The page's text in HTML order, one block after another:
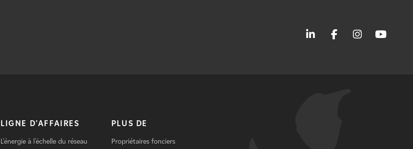
LIGNE D'AFFAIRES
L'énergie à l'échelle du réseau
PLUS DE
Propriétaires fonciers